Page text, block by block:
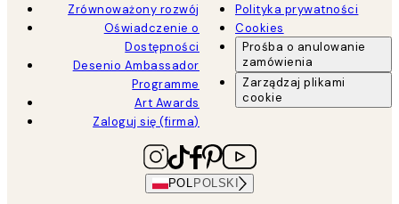
Zrównoważony rozwój
Oświadczenie o
Dostępności
Desenio Ambassador
Programme
Art Awards
Zaloguj się (firma)
Polityka prywatności
Cookies
Prośba o anulowanie
zamówienia
Zarządzaj plikami
cookie
POL POLSKI